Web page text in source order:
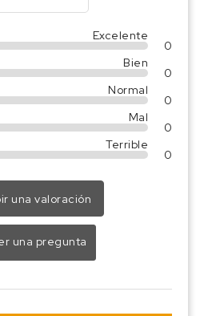
Excelente
0
Bien
0
Normal
0
Mal
0
Terrible
0
una valoración
una pregunta